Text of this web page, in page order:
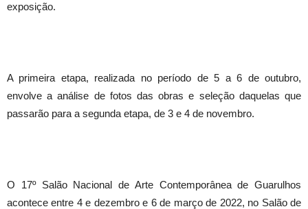
exposição.
A primeira etapa, realizada no período de 5 a 6 de outubro,
envolve a análise de fotos das obras e seleção daquelas que
passarão para a segunda etapa, de 3 e 4 de novembro.
O 17º Salão Nacional de Arte Contemporânea de Guarulhos
acontece entre 4 e dezembro e 6 de março de 2022, no Salão de